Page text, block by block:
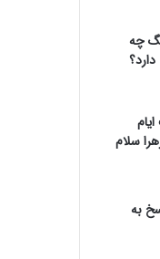
چه
سلام
به